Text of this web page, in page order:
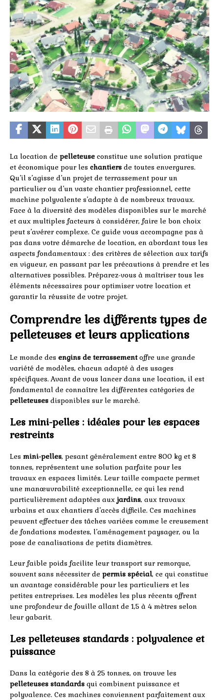
La location de pelleteuse constitue une solution pratique
et économique pour les chantiers de toutes envergures.
Qu’il s’agisse d’un projet de terrassement pour un
particulier ou d’un vaste chantier professionnel, cette
machine polyvalente s’adapte à de nombreux travaux.
Face à la diversité des modèles disponibles sur le marché
et aux multiples facteurs à considérer, faire le bon choix
peut s’avérer complexe. Ce guide vous accompagne pas à
pas dans votre démarche de location, en abordant tous les
aspects fondamentaux : des critères de sélection aux tarifs
en vigueur, en passant par les précautions à prendre et les
alternatives possibles. Préparez-vous à maîtriser tous les
éléments nécessaires pour optimiser votre location et
garantir la réussite de votre projet.
Comprendre les différents types de
pelleteuses et leurs applications
Le monde des engins de terrassementoffre une grande
variété de modèles, chacun adapté à des usages
spécifiques. Avant de vous lancer dans une location, il est
fondamental de connaître les différentes catégories de
pelleteuses disponibles sur le marché.
Les mini-pelles : idéales pour les espaces
restreints
Les mini-pelles, pesant généralement entre 800 kg et 8
tonnes, représentent une solution parfaite pour les
travaux en espaces limités. Leur taille compacte permet
une manœuvrabilité exceptionnelle, ce qui les rend
particulièrement adaptées aux jardins, aux travaux
urbains et aux chantiers d’accès difficile. Ces machines
peuvent effectuer des tâches variées comme le creusement
de fondations modestes, l’aménagement paysager, ou la
pose de canalisations de petits diamètres.
Leur faible poids facilite leur transport sur remorque,
souvent sans nécessiter de permis spécial, ce qui constitue
un avantage considérable pour les particuliers et les
petites entreprises. Les modèles les plus récents offrent
une profondeur de fouille allant de 1,5 à 4 mètres selon
leur gabarit.
Les pelleteuses standards : polyvalence et
puissance
Dans la catégorie des 8 à 25 tonnes, on trouve les
pelleteuses standards qui combinent puissance et
polyvalence. Ces machines conviennent parfaitement aux